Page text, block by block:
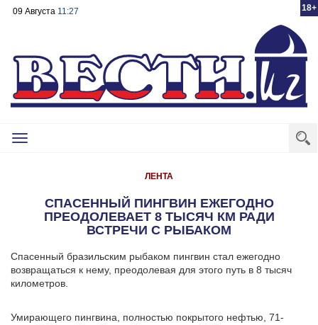
18+
09 Августа 11:27
Toggle
ЛЕНТА
СПАСЕННЫЙ ПИНГВИН ЕЖЕГОДНО
ПРЕОДОЛЕВАЕТ 8 ТЫСЯЧ КМ РАДИ
ВСТРЕЧИ С РЫБАКОМ
Спасенный бразильским рыбаком пингвин стал ежегодно
возвращаться к нему, преодолевая для этого путь в 8 тысяч
километров.
Умирающего пингвина, полностью покрытого нефтью, 71-